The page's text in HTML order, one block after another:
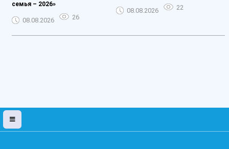
семья – 2026»
08.08.2026 26
08.08.2026 22